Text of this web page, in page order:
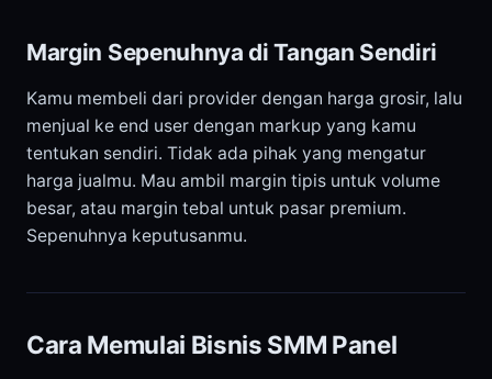
Margin Sepenuhnya di Tangan Sendiri
Kamu membeli dari provider dengan harga grosir, lalu
menjual ke end user dengan markup yang kamu
tentukan sendiri. Tidak ada pihak yang mengatur
harga jualmu. Mau ambil margin tipis untuk volume
besar, atau margin tebal untuk pasar premium.
Sepenuhnya keputusanmu.
Cara Memulai Bisnis SMM Panel